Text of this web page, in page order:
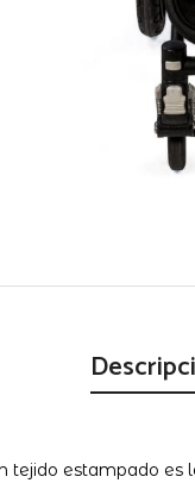
tejido estampado